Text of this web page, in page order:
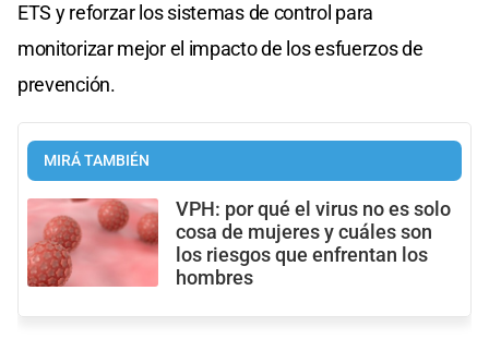
ETS y reforzar los sistemas de control para
monitorizar mejor el impacto de los esfuerzos de
prevención.
MIRÁ TAMBIÉN
VPH: por qué el virus no es solo
cosa de mujeres y cuáles son
los riesgos que enfrentan los
hombres